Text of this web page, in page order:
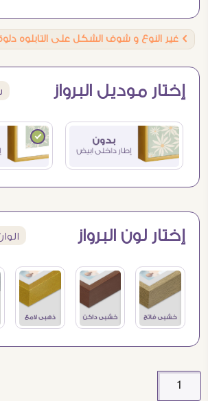
Ö غير النوع و شوف الشكل على التابلوه
إختار موديل البرواز
إختار لون البرواز